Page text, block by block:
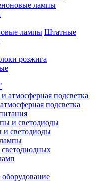
лампы
Штатные
розжига
подсветка
и светодиоды